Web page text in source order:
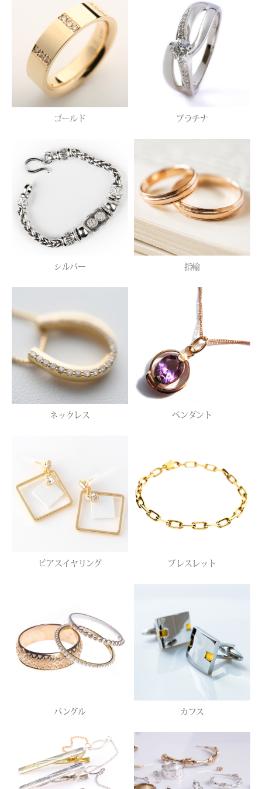
ゴールド プラチナ
シルバー 指輪
ネックレス ペンダント
ピアスイヤリング ブレスレット
バングル カフス